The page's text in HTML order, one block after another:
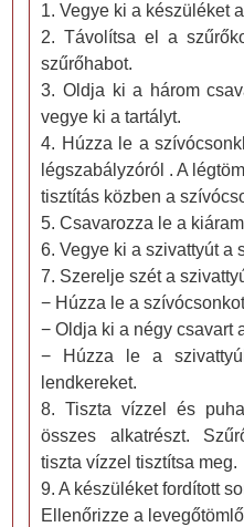
1. Vegye ki a készüléket
2. Távolítsa el a
szűrőhabot.
3. Oldja ki a három
vegye ki a tartályt.
4. Húzza le a
légszabályzóról . A
tisztítás közben a
5. Csavarozza le a
6. Vegye ki a szivattyút a
7. Szerelje szét a
− Húzza le a
− Oldja ki a négy csavart
− Húzza le a
lendkereket.
8. Tiszta vízzel és
összes alkatrészt.
tiszta vízzel tisztítsa meg.
9. A készüléket fordított
Ellenőrizze a